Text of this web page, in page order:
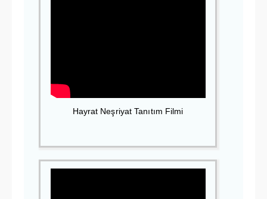
Hayrat Neşriyat Tanıtım Filmi